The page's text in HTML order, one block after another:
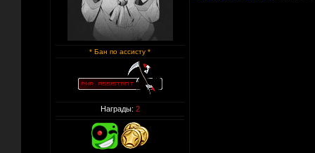
* Бан по ассисту *
Награды: 2